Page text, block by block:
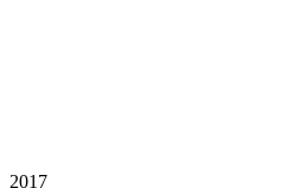
2017